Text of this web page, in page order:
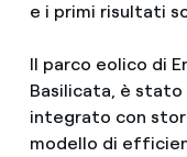
e i primi risultati
Il parco eolico di
Basilicata, è
integrato con
modello di